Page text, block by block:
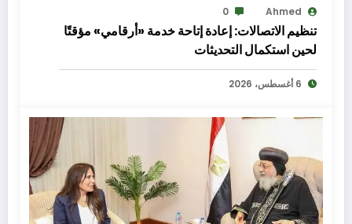
Ahmed
0
تنظيم الاتصالات: إعادة إتاحة خدمة «أرقامي» مؤقتًا
لحين استكمال التحديثات
6 أغسطس، 2026